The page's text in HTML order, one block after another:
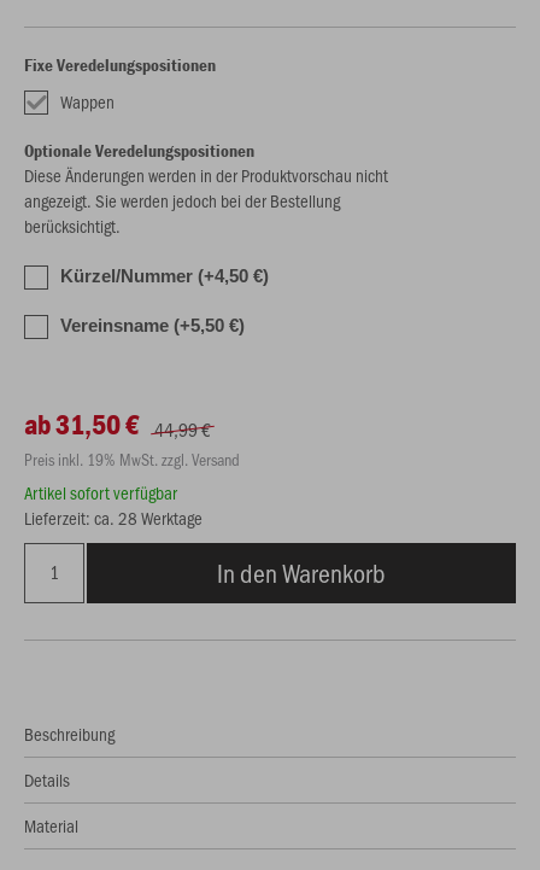
Fixe Veredelungspositionen
Wappen
Optionale Veredelungspositionen
Diese Änderungen werden in der Produktvorschau nicht
angezeigt. Sie werden jedoch bei der Bestellung
berücksichtigt.
Kürzel/Nummer (+4,50 €)
Vereinsname (+5,50 €)
ab 31,50 € 44,99 €
Preis inkl. 19% MwSt. zzgl. Versand
Artikel sofort verfügbar
Lieferzeit: ca. 28 Werktage
In den Warenkorb
Beschreibung
Details
Material